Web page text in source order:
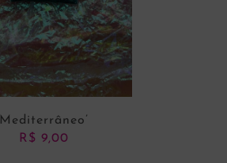
Mediterrâneo’
R$ 9,00